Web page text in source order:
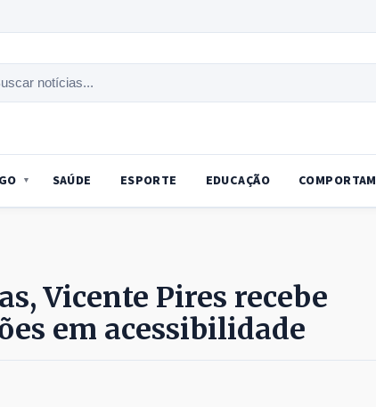
SAÚDE ESPORTE EDUCAÇÃO
Vicente Pires recebe
em acessibilidade